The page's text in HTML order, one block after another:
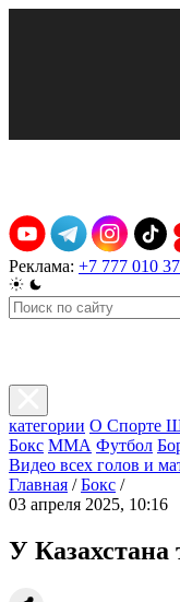
Реклама: +7 777 010
категории О Спорте
Бокс ММА Футбол
Видео всех голов и
Главная / Бокс /
03 апреля 2025, 10:16
У Казахстана